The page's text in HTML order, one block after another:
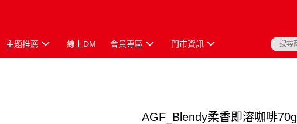
主題推薦 線上DM 會員專區 門市資訊
AGF_Blendy柔香即溶咖啡70g